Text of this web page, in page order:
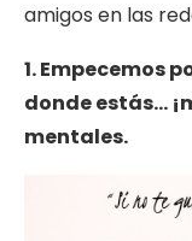
amigos en las
1. Empecemos
donde estás…
mentales.